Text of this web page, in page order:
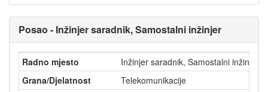
Posao - Inžinjer saradnik, Samostalni inžinjer
Radno mjesto
Inžinjer saradnik, Samostalni inžinjer
Grana/Djelatnost
Telekomunikacije